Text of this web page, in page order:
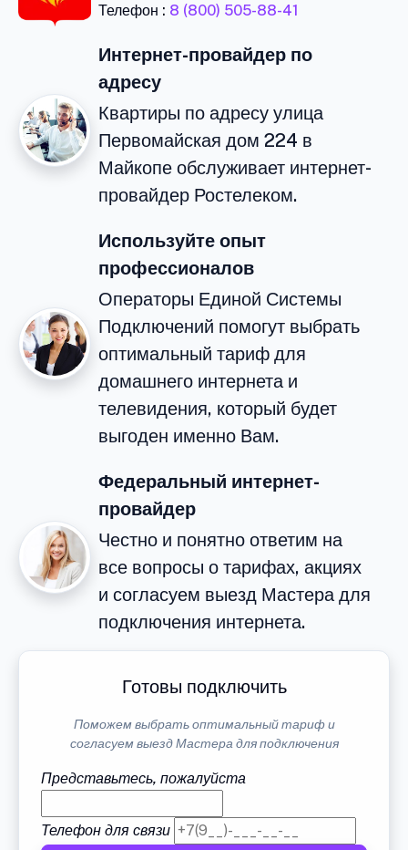
Телефон : 8 (800) 505-88-41
Интернет-провайдер по
адресу
Квартиры по адресу улица
Первомайская дом 224 в
Майкопе обслуживает интернет-
провайдер Ростелеком.
Используйте опыт
профессионалов
Операторы Единой Системы
Подключений помогут выбрать
оптимальный тариф для
домашнего интернета и
телевидения, который будет
выгоден именно Вам.
Федеральный интернет-
провайдер
Честно и понятно ответим на
все вопросы о тарифах, акциях
и согласуем выезд Мастера для
подключения интернета.
Готовы подключить
Поможем выбрать оптимальный тариф и
согласуем выезд Мастера для подключения
Представьтесь, пожалуйста
Телефон для связи